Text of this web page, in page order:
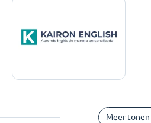
Meer tonen